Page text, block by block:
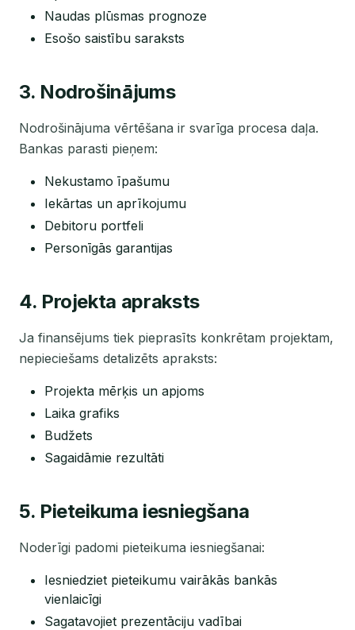
Naudas plūsmas prognoze
Esošo saistību saraksts
3. Nodrošinājums
Nodrošinājuma vērtēšana ir svarīga procesa daļa.
Bankas parasti pieņem:
Nekustamo īpašumu
Iekārtas un aprīkojumu
Debitoru portfeli
Personīgās garantijas
4. Projekta apraksts
Ja finansējums tiek pieprasīts konkrētam projektam,
nepieciešams detalizēts apraksts:
Projekta mērķis un apjoms
Laika grafiks
Budžets
Sagaidāmie rezultāti
5. Pieteikuma iesniegšana
Noderīgi padomi pieteikuma iesniegšanai:
Iesniedziet pieteikumu vairākās bankās
vienlaicīgi
Sagatavojiet prezentāciju vadībai